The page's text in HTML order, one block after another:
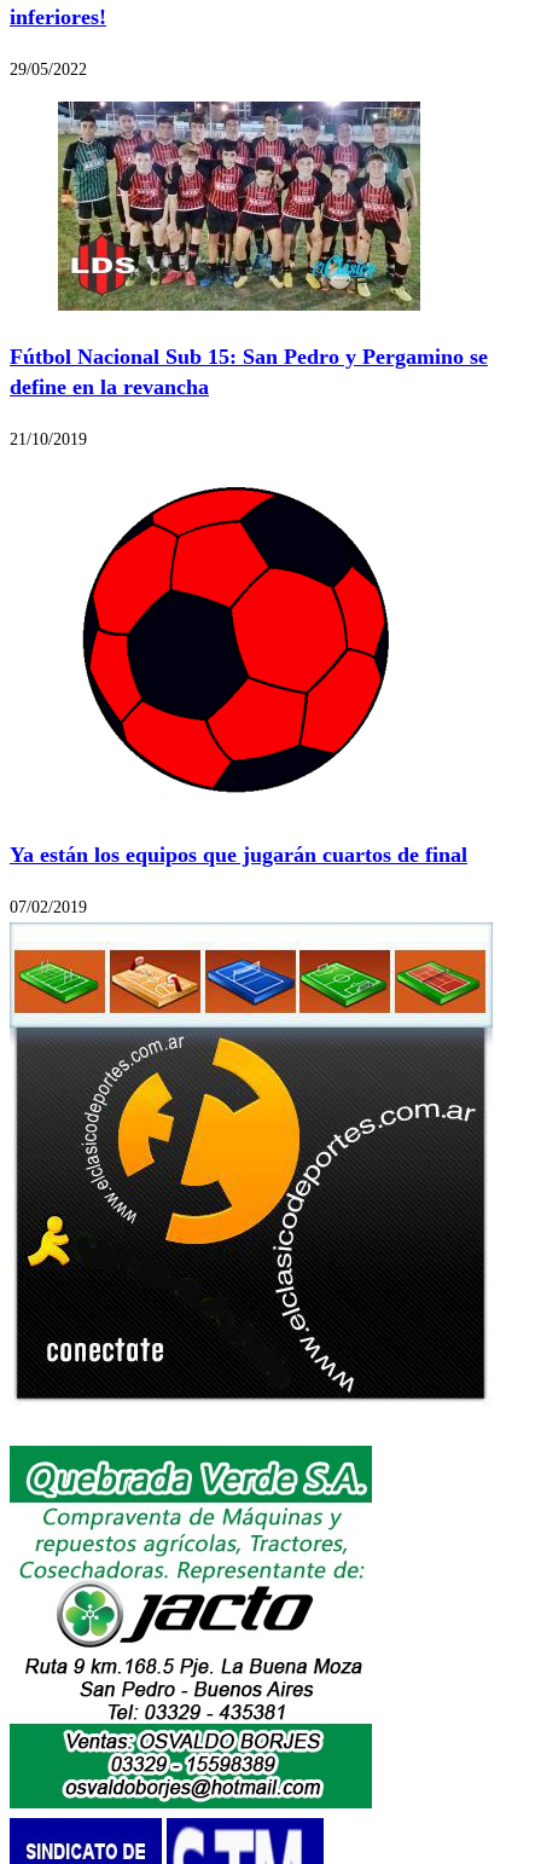
inferiores!
29/05/2022
Fútbol Nacional Sub 15: San Pedro y Pergamino se
define en la revancha
21/10/2019
Ya están los equipos que jugarán cuartos de final
07/02/2019